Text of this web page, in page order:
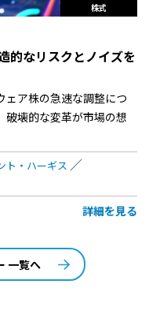
株式
的なリスクとノイズを
ェア株の急速な調整につ
破壊的な変革が市場の想
ト・ハーギス
詳細を見る
一覧へ